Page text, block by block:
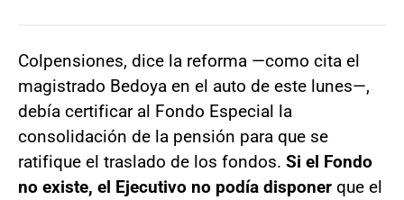
Colpensiones, dice la reforma —como cita el
magistrado Bedoya en el auto de este lunes—,
debía certificar al Fondo Especial la
consolidación de la pensión para que se
ratifique el traslado de los fondos. Si el Fondo
no existe, el Ejecutivo no podía disponer que el